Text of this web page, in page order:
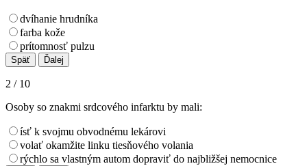
dvíhanie hrudníka
farba kože
prítomnosť pulzu
2 / 10
Osoby so znakmi srdcového infarktu by mali:
ísť k svojmu obvodnému lekárovi
volať okamžite linku tiesňového volania
rýchlo sa vlastným autom dopraviť do najbližšej nemocnice